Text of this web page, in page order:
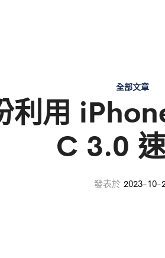
全部文章
利用
C 3.0
發表於 2023-10-